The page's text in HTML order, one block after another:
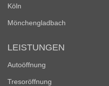
Köln
Mönchengladbach
LEISTUNGEN
Autoöffnung
Tresoröffnung